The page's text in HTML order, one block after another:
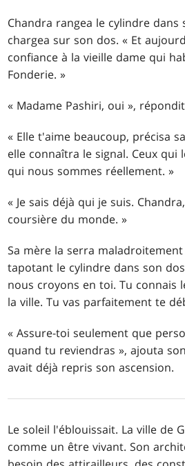
Chandra rangea le cylindre dans
chargea sur son dos. « Et
confiance à la vieille dame qui
Fonderie. »
« Madame Pashiri, oui »,
« Elle t'aime beaucoup, précisa
elle connaîtra le signal. Ceux qui
qui nous sommes réellement. »
« Je sais déjà qui je suis.
coursière du monde. »
Sa mère la serra
tapotant le cylindre dans son
nous croyons en toi. Tu connais
la ville. Tu vas parfaitement te
« Assure-toi seulement que
quand tu reviendras », ajouta
avait déjà repris son ascension.
Le soleil l'éblouissait. La ville de
comme un être vivant. Son